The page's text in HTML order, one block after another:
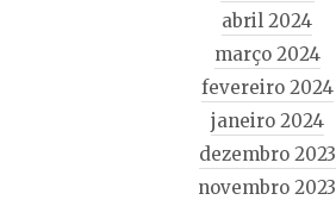
abril 2024
março 2024
fevereiro 2024
janeiro 2024
dezembro 2023
novembro 2023